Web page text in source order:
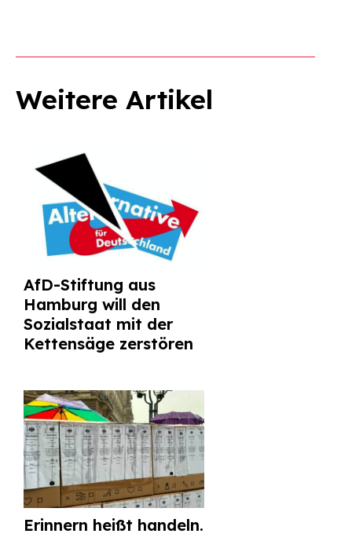
Weitere Artikel
AfD-Stiftung aus
Hamburg will den
Sozialstaat mit der
Kettensäge zerstören
Erinnern heißt handeln.